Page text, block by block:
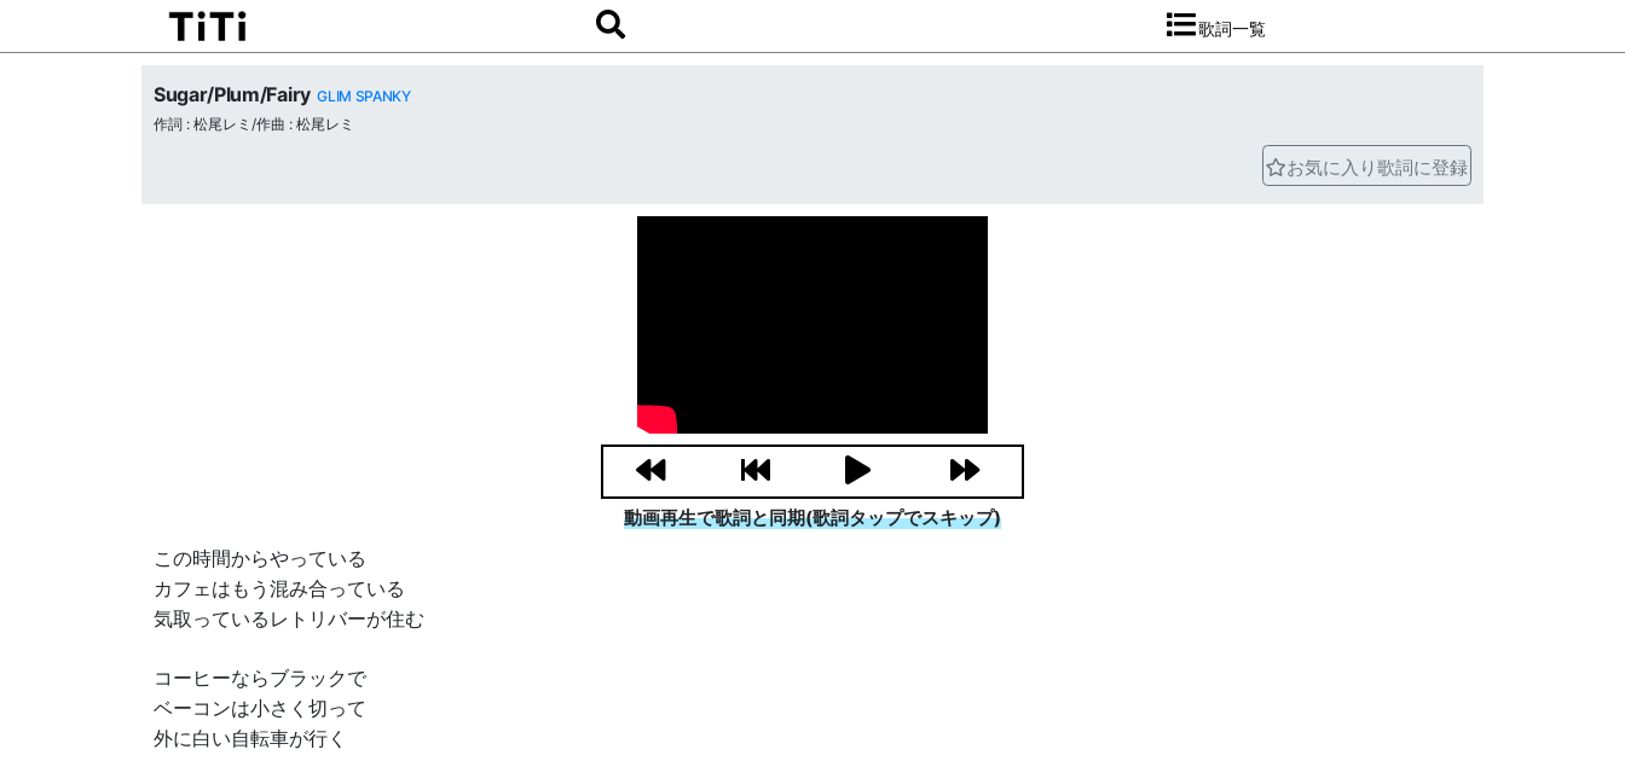
歌詞一覧
Sugar/Plum/Fairy GLIM SPANKY
作詞 : 松尾レミ/作曲 : 松尾レミ
お気に入り歌詞に登録
動画再生で歌詞と同期(歌詞タップでスキップ)
この時間からやっている
カフェはもう混み合っている
気取っているレトリバーが住む
コーヒーならブラックで
ベーコンは小さく切って
外に白い自転車が行く